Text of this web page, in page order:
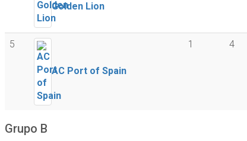
Golden Lion
5
AC Port of Spain
1 4
Grupo B